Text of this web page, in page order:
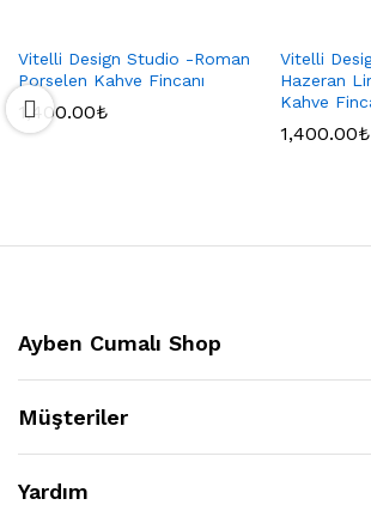
Vitelli Design Studio -Roman
Porselen Kahve Fincanı
1,400.00₺
Vitelli
Hazeran
Kahve
1,400.00₺
Ayben Cumalı Shop
Müşteriler
Yardım